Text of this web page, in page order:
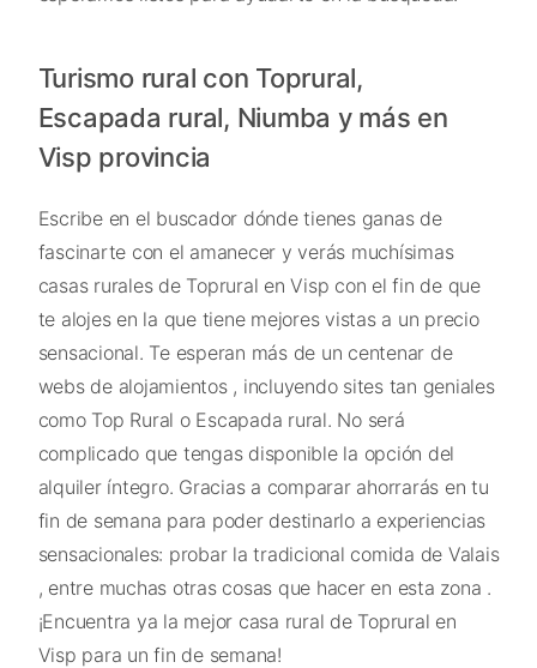
Turismo rural con Toprural,
Escapada rural, Niumba y más en
Visp provincia
Escribe en el buscador dónde tienes ganas de
fascinarte con el amanecer y verás muchísimas
casas rurales de Toprural en Visp con el fin de que
te alojes en la que tiene mejores vistas a un precio
sensacional. Te esperan más de un centenar de
webs de alojamientos , incluyendo sites tan geniales
como Top Rural o Escapada rural. No será
complicado que tengas disponible la opción del
alquiler íntegro. Gracias a comparar ahorrarás en tu
fin de semana para poder destinarlo a experiencias
sensacionales: probar la tradicional comida de Valais
, entre muchas otras cosas que hacer en esta zona .
¡Encuentra ya la mejor casa rural de Toprural en
Visp para un fin de semana!